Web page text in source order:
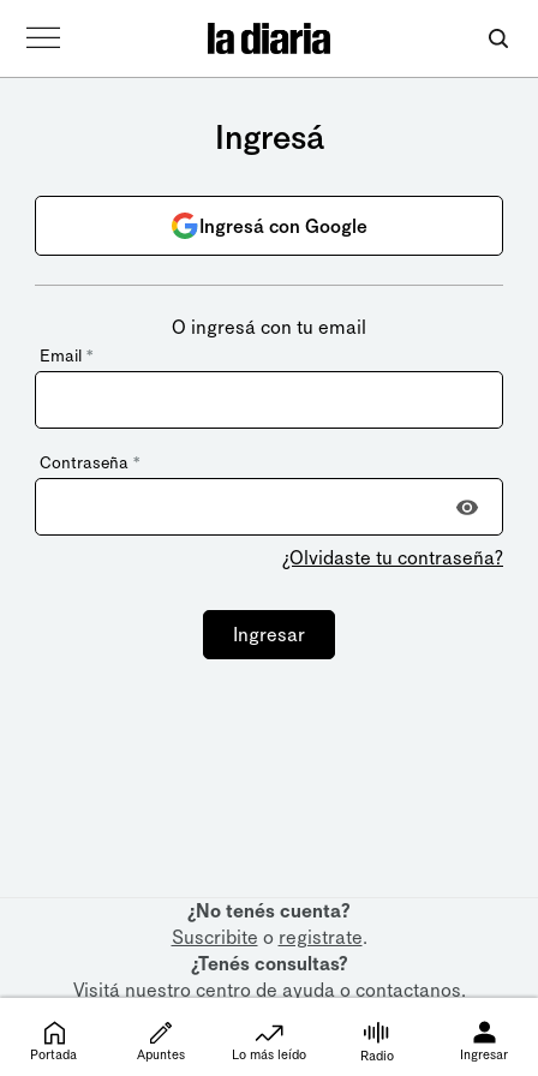
Ingresá
Ingresá con Google
O ingresá con tu email
Email *
Contraseña *
¿Olvidaste tu contraseña?
Ingresar
¿No tenés cuenta?
Suscribite o registrate.
¿Tenés consultas?
Visitá nuestrocentro de ayudaocontactanos.
Portada Apuntes Lo más leído Radio Ingresar